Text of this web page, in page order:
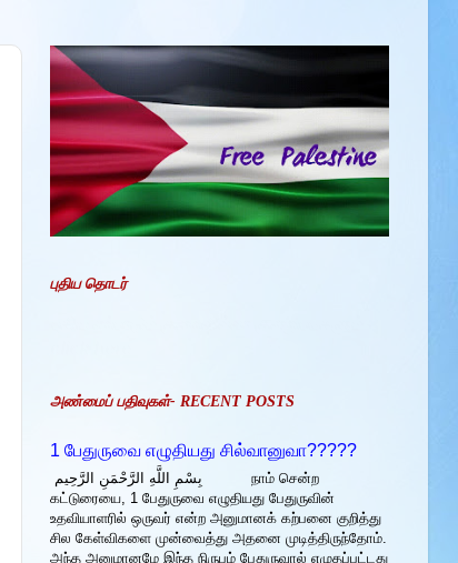
புதிய தொடர்
அண்மைப் பதிவுகள்- RECENT POSTS
1 பேதுருவை எழுதியது சில்வானுவா?????
கட்டுரையை, 1 பேதுருவை எழுதியது பேதுருவின்
உதவியாளரில் ஒருவர் என்ற அனுமானக் கற்பனை குறித்து
சில கேள்விகளை முன்வைத்து அதனை முடித்திருந்தோம்.
அந்த அனுமானமே இந்த நிருபம் பேதுருவால் எழுதப்பட்டது